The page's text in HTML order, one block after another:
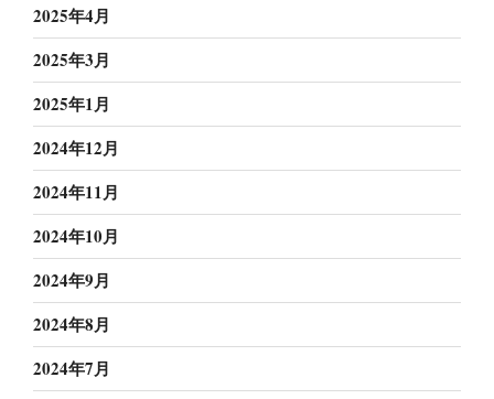
2025年4月
2025年3月
2025年1月
2024年12月
2024年11月
2024年10月
2024年9月
2024年8月
2024年7月